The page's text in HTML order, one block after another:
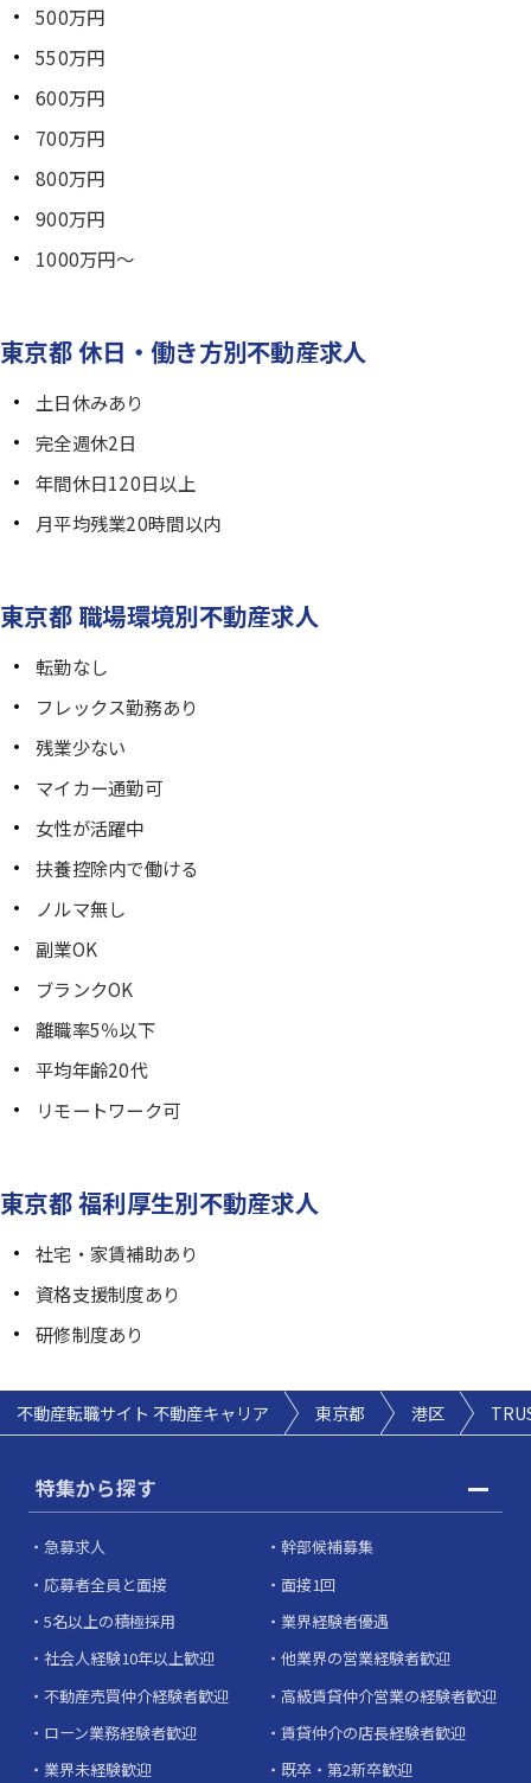
500万円
550万円
600万円
700万円
800万円
900万円
1000万円～
東京都 休日・働き方別不動産求人
土日休みあり
完全週休2日
年間休日120日以上
月平均残業20時間以内
東京都 職場環境別不動産求人
転勤なし
フレックス勤務あり
残業少ない
マイカー通勤可
女性が活躍中
扶養控除内で働ける
ノルマ無し
副業OK
ブランクOK
離職率5％以下
平均年齢20代
リモートワーク可
東京都 福利厚生別不動産求人
社宅・家賃補助あり
資格支援制度あり
研修制度あり
不動産転職サイト 不動産キャリア 東京都 港区
特集から探す
急募求人
幹部候補募集
応募者全員と面接
面接1回
5名以上の積極採用
業界経験者優遇
社会人経験10年以上歓迎
他業界の営業経験者歓迎
不動産売買仲介経験者歓迎
高級賃貸仲介営業の経験者歓迎
ローン業務経験者歓迎
賃貸仲介の店長経験者歓迎
業界未経験歓迎
既卒・第2新卒歓迎